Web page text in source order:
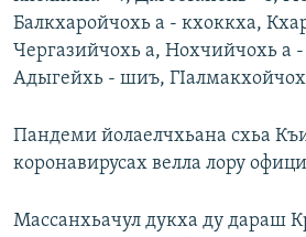
Балкхаройчохь а - кхоккха,
Чергазийчохь а, Нохчийчохь а
Адыгейхь - шиъ,
Пандеми йолаелчхьана схьа
коронавирусах велла лору
Массанхьачул дукха ду дараш